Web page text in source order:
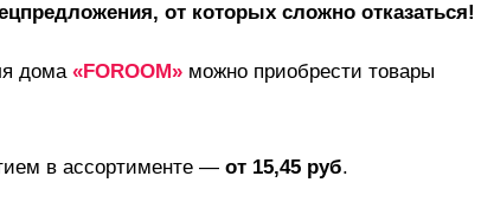
от которых сложно отказаться!
дома «FOROOM» можно приобрести товары
в ассортименте — от 15,45 руб.